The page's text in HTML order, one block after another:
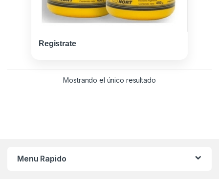
Registrate
Mostrando el único resultado
Menu Rapido